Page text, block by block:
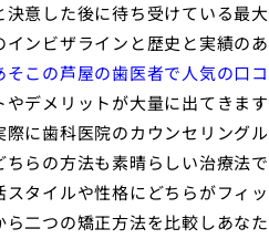
意した後に待ち受けている最
インビザラインと歴史と実績の
そこの芦屋の歯医者で人気の口
デメリットが大量に出てきま
に歯科医院のカウンセリング
らの方法も素晴らしい治療法
スタイルや性格にどちらがフィ
二つの矯正方法を比較しあな